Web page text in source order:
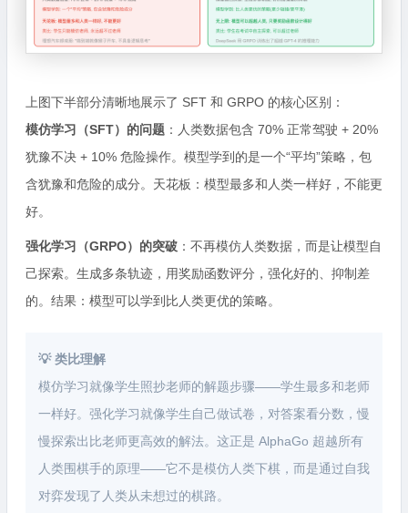
上图下半部分清晰地展示了 SFT 和 GRPO 的核心区别：
模仿学习（SFT）的问题 ：人类数据包含 70% 正常驾驶 + 20%
犹豫不决 + 10% 危险操作。模型学到的是一个“平均”策略，包
含犹豫和危险的成分。天花板：模型最多和人类一样好，不能更
好。
强化学习（GRPO）的突破 ：不再模仿人类数据，而是让模型自
己探索。生成多条轨迹，用奖励函数评分，强化好的、抑制差
的。结果：模型可以学到比人类更优的策略。
💡 类比理解
模仿学习就像学生照抄老师的解题步骤——学生最多和老师
一样好。强化学习就像学生自己做试卷，对答案看分数，慢
慢探索出比老师更高效的解法。这正是 AlphaGo 超越所有
人类围棋手的原理——它不是模仿人类下棋，而是通过自我
对弈发现了人类从未想过的棋路。